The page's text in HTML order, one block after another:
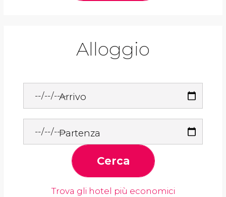
Alloggio
Arrivo
Partenza
Cerca
Trova gli hotel più economici